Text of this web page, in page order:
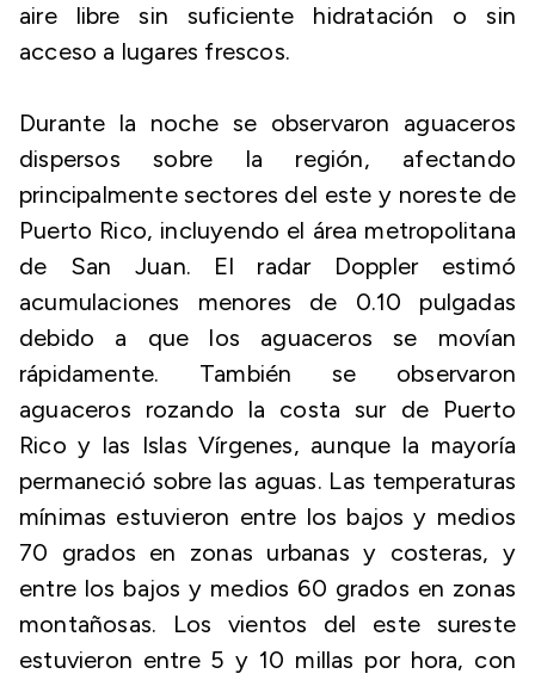
aire libre sin suficiente hidratación o sin
acceso a lugares frescos.
Durante la noche se observaron aguaceros
dispersos sobre la región, afectando
principalmente sectores del este y noreste de
Puerto Rico, incluyendo el área metropolitana
de San Juan. El radar Doppler estimó
acumulaciones menores de 0.10 pulgadas
debido a que los aguaceros se movían
rápidamente. También se observaron
aguaceros rozando la costa sur de Puerto
Rico y las Islas Vírgenes, aunque la mayoría
permaneció sobre las aguas. Las temperaturas
mínimas estuvieron entre los bajos y medios
70 grados en zonas urbanas y costeras, y
entre los bajos y medios 60 grados en zonas
montañosas. Los vientos del este sureste
estuvieron entre 5 y 10 millas por hora, con